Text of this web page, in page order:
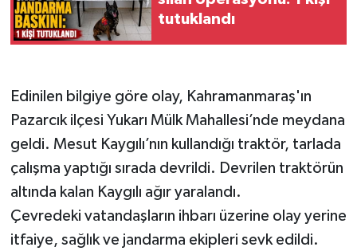
tutuklandı
Edinilen bilgiye göre olay, Kahramanmaraş'ın
Pazarcık ilçesi Yukarı Mülk Mahallesi’nde meydana
geldi. Mesut Kaygılı’nın kullandığı traktör, tarlada
çalışma yaptığı sırada devrildi. Devrilen traktörün
altında kalan Kaygılı ağır yaralandı.
Çevredeki vatandaşların ihbarı üzerine olay yerine
itfaiye, sağlık ve jandarma ekipleri sevk edildi.